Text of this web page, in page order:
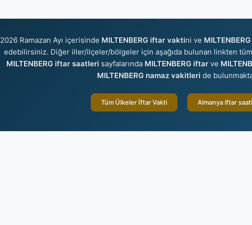
2026 Ramazan Ayı içerisinde MILTENBERG iftar vaktini ve
edebilirsiniz. Diğer iller/ilçeler/bölgeler için aşağıda bulunan linkten
MILTENBERG iftar saatleri sayfalarında MILTENBERG iftarve
MILTENBERG namaz vakitleri de
Tüm Ülkeler İftar Vakti Almanya iftar